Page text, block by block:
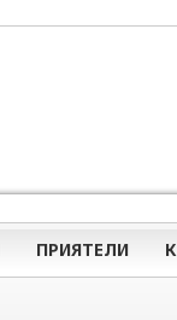
ПРИЯТЕЛИ